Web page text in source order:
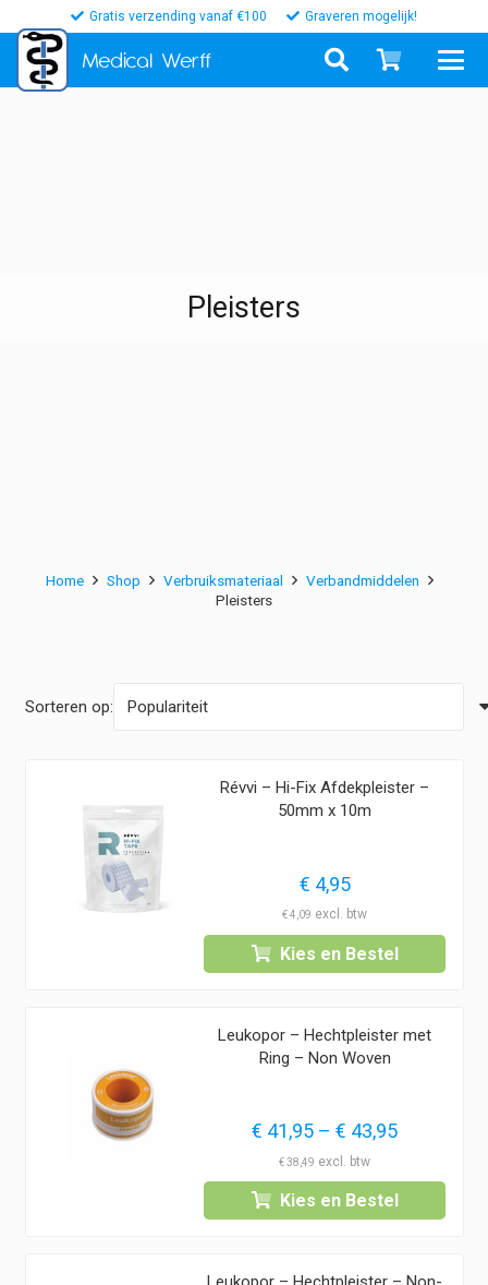
Gratis verzending vanaf €100 Graveren mogelijk!
Medical Werff
Pleisters
Home Shop Verbruiksmateriaal
Verbandmiddelen
Pleisters
Sorteren op:
Révvi – Hi-Fix Afdekpleister –
50mm x 10m
€ 4,95
€4,09
Kies en Bestel
Leukopor – Hechtpleister met
Ring – Non Woven
€ 41,95 – € 43,95
tot
€ 43,95
€38,49
Kies en Bestel